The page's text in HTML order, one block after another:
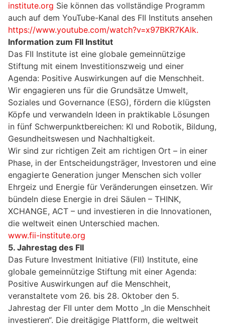
institute.org Sie können das vollständige Programm
auch auf dem YouTube-Kanal des FII Instituts ansehen
https://www.youtube.com/watch?v=x97BKR7KAlk.
Information zum FII Institut
Das FII Institute ist eine globale gemeinnützige
Stiftung mit einem Investitionszweig und einer
Agenda: Positive Auswirkungen auf die Menschheit.
Wir engagieren uns für die Grundsätze Umwelt,
Soziales und Governance (ESG), fördern die klügsten
Köpfe und verwandeln Ideen in praktikable Lösungen
in fünf Schwerpunktbereichen: KI und Robotik, Bildung,
Gesundheitswesen und Nachhaltigkeit.
Wir sind zur richtigen Zeit am richtigen Ort – in einer
Phase, in der Entscheidungsträger, Investoren und eine
engagierte Generation junger Menschen sich voller
Ehrgeiz und Energie für Veränderungen einsetzen. Wir
bündeln diese Energie in drei Säulen – THINK,
XCHANGE, ACT – und investieren in die Innovationen,
die weltweit einen Unterschied machen.
www.fii-institute.org
5. Jahrestag des FII
Das Future Investment Initiative (FII) Institute, eine
globale gemeinnützige Stiftung mit einer Agenda:
Positive Auswirkungen auf die Menschheit,
veranstaltete vom 26. bis 28. Oktober den 5.
Jahrestag der FII unter dem Motto „In die Menschheit
investieren“. Die dreitägige Plattform, die weltweit